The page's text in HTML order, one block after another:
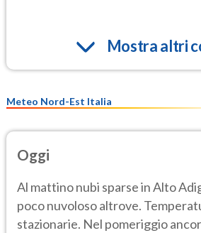
Mostra altri
Meteo Nord-Est Italia
Oggi
Al mattino nubi sparse in Alto
poco nuvoloso altrove.
stazionarie. Nel pomeriggio